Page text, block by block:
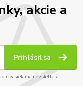
akcie a
Prihlásiť sa
zasielania newslettera.